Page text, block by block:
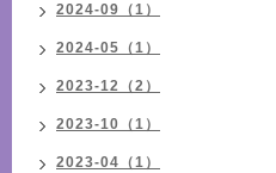
2024-09（1）
2024-05（1）
2023-12（2）
2023-10（1）
2023-04（1）